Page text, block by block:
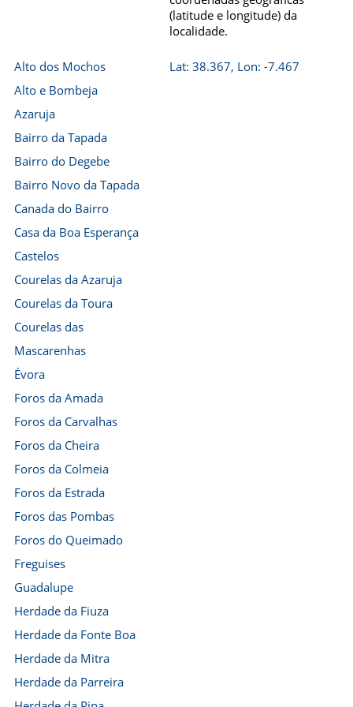
(latitude e longitude) da
localidade.
Alto dos Mochos
Alto e Bombeja
Azaruja
Bairro da Tapada
Bairro do Degebe
Bairro Novo da Tapada
Canada do Bairro
Casa da Boa Esperança
Castelos
Courelas da Azaruja
Courelas da Toura
Courelas das
Mascarenhas
Évora
Foros da Amada
Foros da Carvalhas
Foros da Cheira
Foros da Colmeia
Foros da Estrada
Foros das Pombas
Foros do Queimado
Freguises
Guadalupe
Herdade da Fiuza
Herdade da Fonte Boa
Herdade da Mitra
Herdade da Parreira
Lat: 38.367, Lon: -7.467